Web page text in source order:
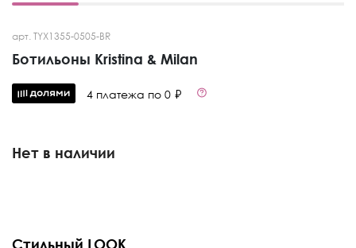
арт. TYX1355-0505-BR
Ботильоны Kristina & Milan
4 платежа по 0 ₽
Нет в наличии
Стильный LOOK